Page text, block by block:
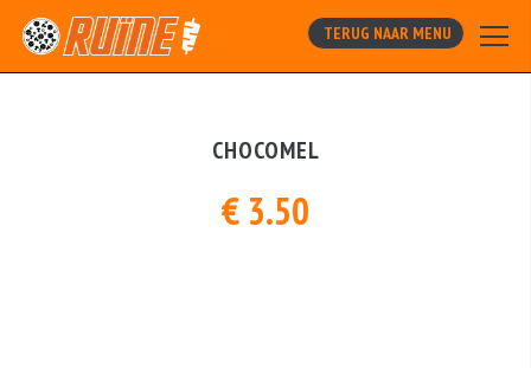
TERUG NAAR MENU
CHOCOMEL
€ 3.50